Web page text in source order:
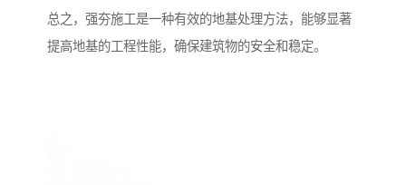
总之，强夯施工是一种有效的地基处理方法，能够显著
提高地基的工程性能，确保建筑物的安全和稳定。